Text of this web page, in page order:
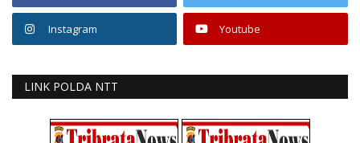
Instagram Youtube
LINK POLDA NTT